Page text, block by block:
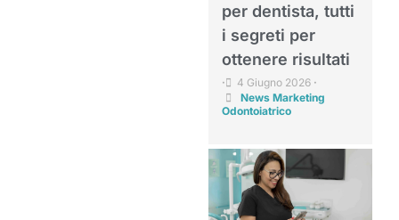
per dentista, tutti
i segreti per
ottenere risultati
• 4 Giugno 2026 •
News Marketing
Odontoiatrico